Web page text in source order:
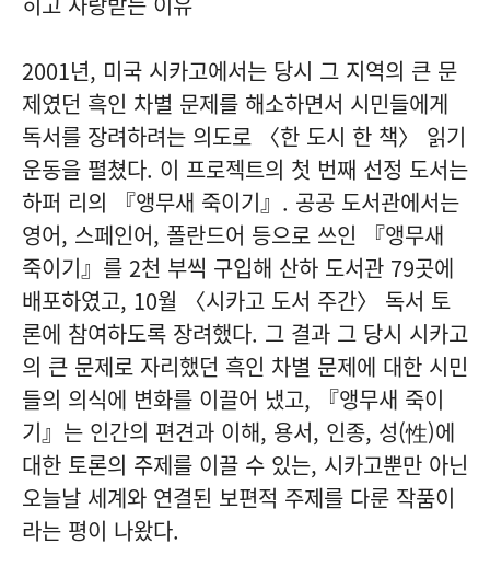
2001년, 미국 시카고에서는 당시 그 지역의 큰 문
제였던 흑인 차별 문제를 해소하면서 시민들에게
독서를 장려하려는 의도로 〈한 도시 한 책〉 읽기
운동을 펼쳤다. 이 프로젝트의 첫 번째 선정 도서는
하퍼 리의 『앵무새 죽이기』. 공공 도서관에서는
영어, 스페인어, 폴란드어 등으로 쓰인 『앵무새
죽이기』를 2천 부씩 구입해 산하 도서관 79곳에
배포하였고, 10월 〈시카고 도서 주간〉 독서 토
론에 참여하도록 장려했다. 그 결과 그 당시 시카고
의 큰 문제로 자리했던 흑인 차별 문제에 대한 시민
들의 의식에 변화를 이끌어 냈고, 『앵무새 죽이
기』는 인간의 편견과 이해, 용서, 인종, 성(性)에
대한 토론의 주제를 이끌 수 있는, 시카고뿐만 아닌
오늘날 세계와 연결된 보편적 주제를 다룬 작품이
라는 평이 나왔다.